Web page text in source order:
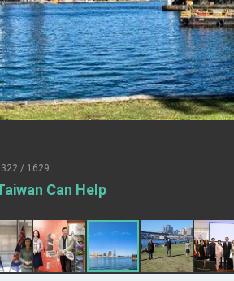
西洋戰略夥伴關係
署
係深化
/ 1629
Can Help